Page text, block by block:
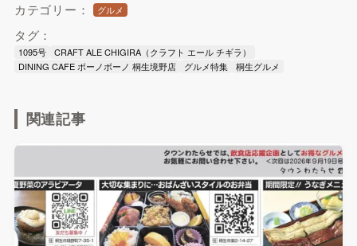
カテゴリー： グルメ
タグ：
1095号
CRAFT ALE CHIGIRA（クラフト エール チギラ）
DINING CAFE ボーノボーノ 桐生境野店
グルメ特集 桐生グルメ
関連記事